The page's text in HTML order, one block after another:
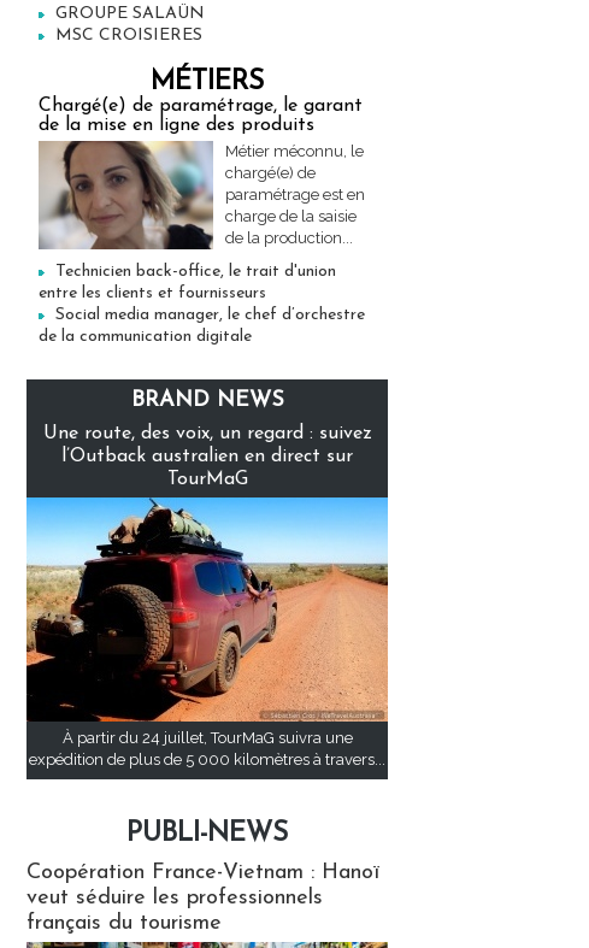
GROUPE SALAÜN
MSC CROISIERES
MÉTIERS
Chargé(e) de paramétrage, le garant
de la mise en ligne des produits
Métier méconnu, le
chargé(e) de
paramétrage est en
charge de la saisie
de la production...
Technicien back-office, le trait d'union
entre les clients et fournisseurs
Social media manager, le chef d’orchestre
de la communication digitale
BRAND NEWS
Une route, des voix, un regard : suivez
l’Outback australien en direct sur
TourMaG
À partir du 24 juillet, TourMaG suivra une
expédition de plus de 5 000 kilomètres à travers...
PUBLI-NEWS
Coopération France-Vietnam : Hanoï
veut séduire les professionnels
français du tourisme